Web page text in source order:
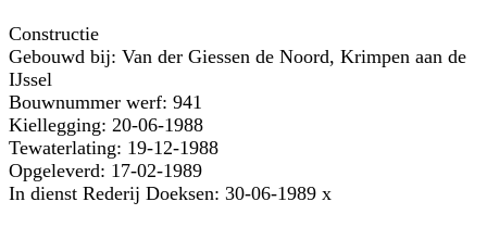
Constructie
Gebouwd bij: Van der Giessen de Noord, Krimpen aan de
IJssel
Bouwnummer werf: 941
Kiellegging: 20-06-1988
Tewaterlating: 19-12-1988
Opgeleverd: 17-02-1989
In dienst Rederij Doeksen: 30-06-1989 x